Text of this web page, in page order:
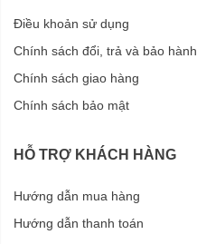
Điều khoản sử dụng
Chính sách đổi, trả và bảo hành
Chính sách giao hàng
Chính sách bảo mật
HỖ TRỢ KHÁCH HÀNG
Hướng dẫn mua hàng
Hướng dẫn thanh toán